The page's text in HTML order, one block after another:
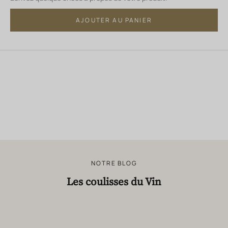
AJOUTER AU PANIER
NOTRE BLOG
Les coulisses du Vin